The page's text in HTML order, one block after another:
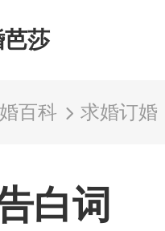
芭莎
百科 求婚订婚
白词